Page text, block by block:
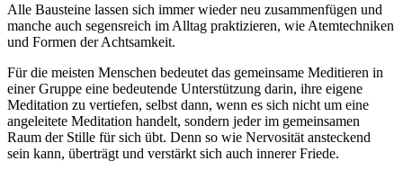
Alle Bausteine lassen sich immer wieder neu zusammenfügen und
manche auch segensreich im Alltag praktizieren, wie Atemtechniken
und Formen der Achtsamkeit.
Für die meisten Menschen bedeutet das gemeinsame Meditieren in
einer Gruppe eine bedeutende Unterstützung darin, ihre eigene
Meditation zu vertiefen, selbst dann, wenn es sich nicht um eine
angeleitete Meditation handelt, sondern jeder im gemeinsamen
Raum der Stille für sich übt. Denn so wie Nervosität ansteckend
sein kann, überträgt und verstärkt sich auch innerer Friede.